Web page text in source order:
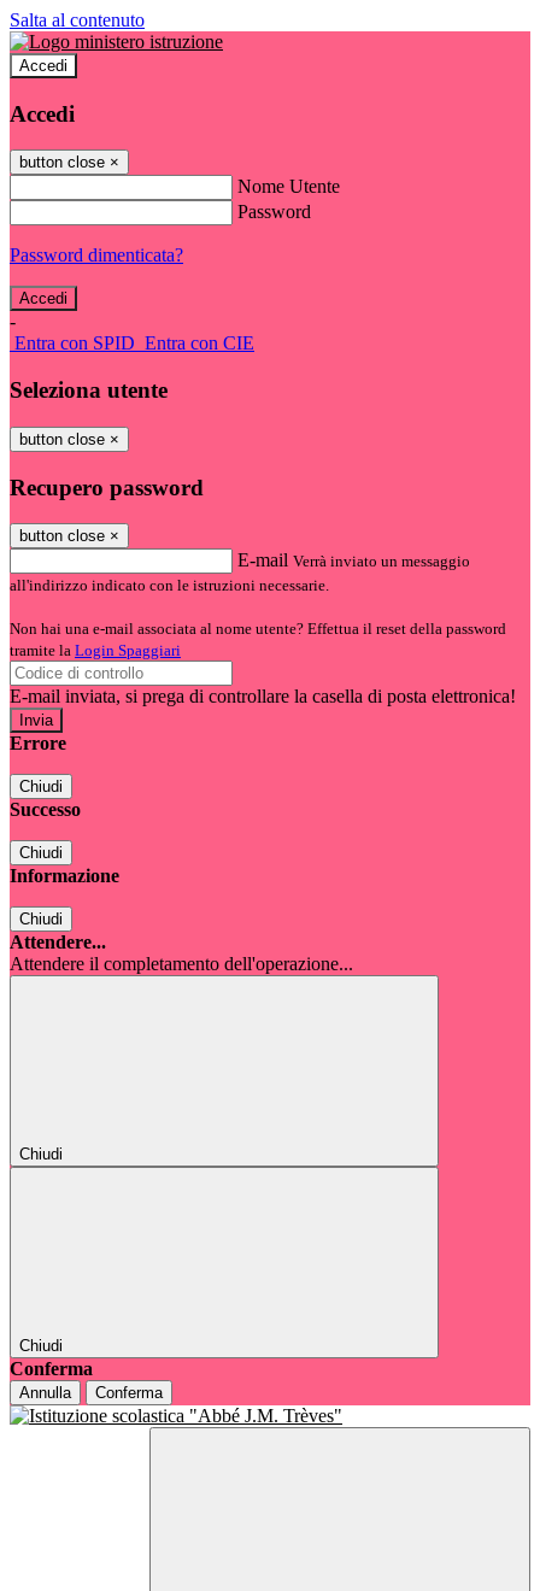
Salta al contenuto
Accedi
Accedi
button close ×
Nome Utente
Password
Password dimenticata?
-
Entra con SPID Entra con CIE
Seleziona utente
button close ×
Recupero password
button close ×
E-mail Verrà inviato un messaggio
all'indirizzo indicato con le istruzioni necessarie.
Non hai una e-mail associata al nome utente? Effettua il reset della password
tramite la Login Spaggiari
E-mail inviata, si prega di controllare la casella di posta elettronica!
Errore
Chiudi
Successo
Chiudi
Informazione
Chiudi
Attendere...
Attendere il completamento dell'operazione...
Chiudi
Chiudi
Conferma
Annulla Conferma